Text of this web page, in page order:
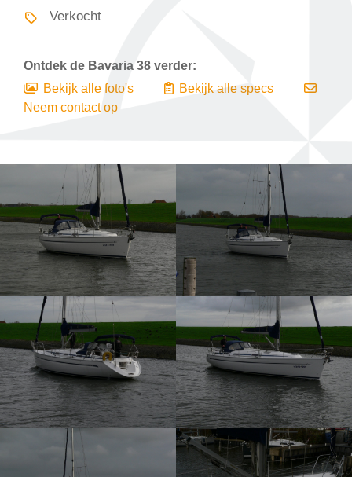
Verkocht
Ontdek de Bavaria 38 verder:
Bekijk alle foto's
Bekijk alle specs
Neem contact op